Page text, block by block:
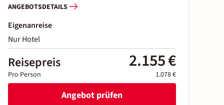
ANGEBOTSDETAILS
Eigenanreise
Nur Hotel
Reisepreis 2.155 €
Pro Person 1.078 €
Angebot prüfen